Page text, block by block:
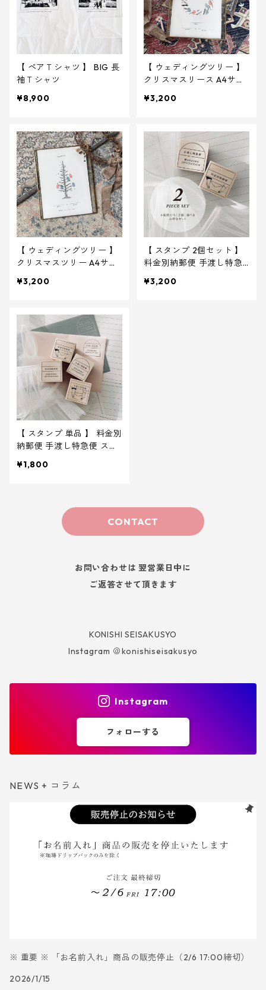
【 ペアＴシャツ 】 BIG 長
袖Ｔシャツ
¥8,900
【 ウェディングツリー 】
クリスマスリース A4サイ
ェディング
¥3,200
【 ウェディングツリー 】
クリスマスツリー A4サイ
ェディング
¥3,200
【 スタンプ 2個セット 】
料金別納郵便 手渡し特急
ェディング
¥3,200
【 スタンプ 単品 】 料金別
納郵便 手渡し特急便 スタ
ング
¥1,800
CONTACT
お問い合わせは 翌営業日中に
ご返答させて頂きます
KONISHI SEISAKUSYO
Instagram ＠konishiseisakusyo
Instagram
フォローする
NEWS + コラム
※ 重要 ※ 「お名前入れ」商品の販売停止（2/6 17:00締切）
2026/1/15